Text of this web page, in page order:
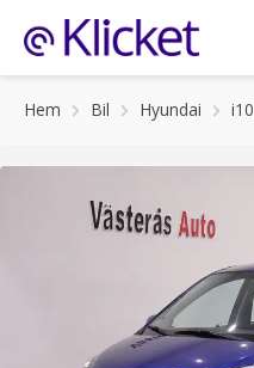
Hem Bil Hyundai i10